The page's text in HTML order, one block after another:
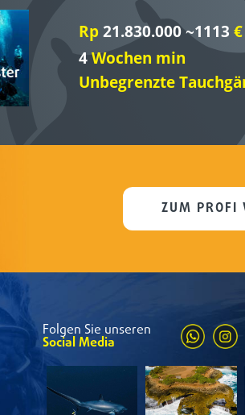
Rp21.830.000 ~1113 €
4Wochen min
Unbegrenzte
ZUM PROFI
Folgen Sie unseren
Social Media